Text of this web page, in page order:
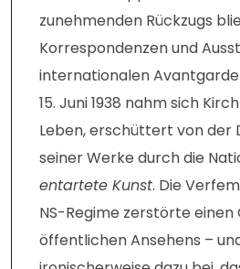
zunehmenden Rückzugs
Korrespondenzen und
internationalen
15. Juni 1938 nahm sich
Leben, erschüttert von der
seiner Werke durch die
entartete Kunst. Die
NS-Regime zerstörte einen
öffentlichen Ansehens –